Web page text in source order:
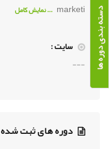
دسته بندی دوره ها
marketi ... نمايش کامل
سایت :
---
دوره های ثبت شده